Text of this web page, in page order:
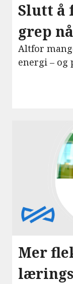
Slutt å
grep nå
Altfor
energi – og
Mer